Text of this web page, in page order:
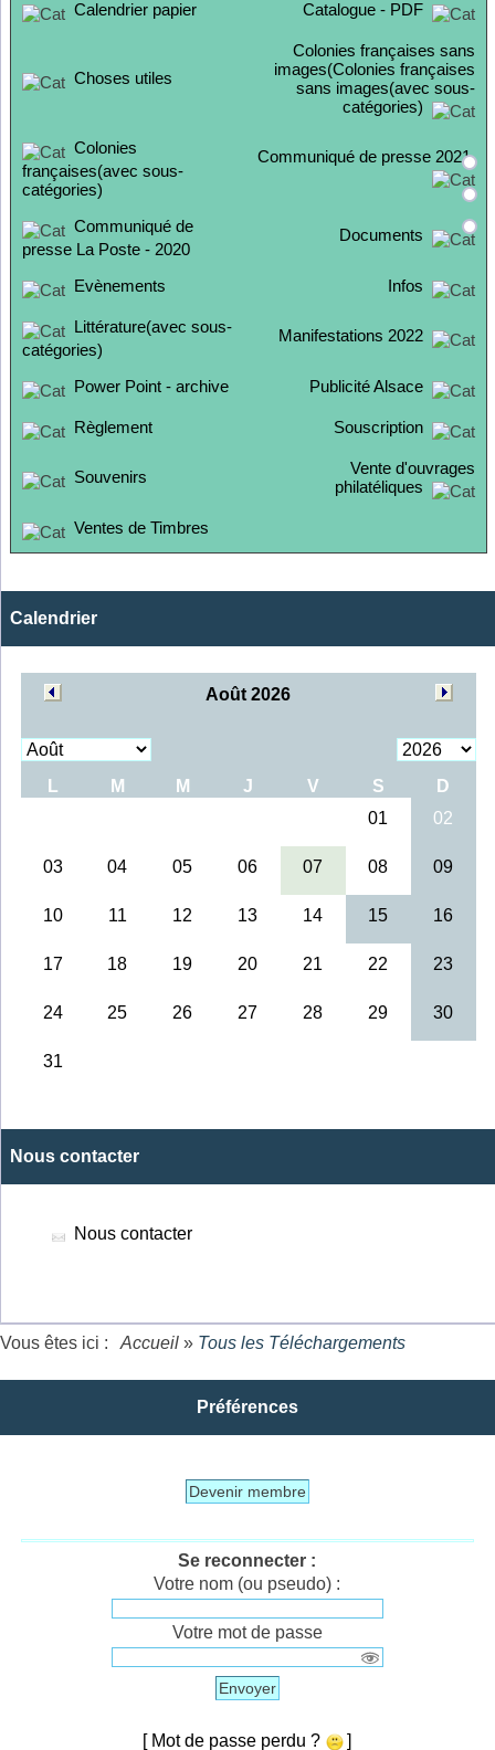
Calendrier papier Catalogue - PDF
Choses utiles
Colonies françaises sans
images(Colonies françaises
sans images(avec sous-
catégories)
Colonies
françaises(avec sous-
catégories)
Communiqué de presse 2021
Communiqué de
presse La Poste - 2020
Documents
Evènements Infos
Littérature(avec sous-
catégories)
Manifestations 2022
Power Point - archive Publicité Alsace
Règlement Souscription
Souvenirs
Vente d'ouvrages
philatéliques
Ventes de Timbres
Calendrier
Nous contacter
Nous contacter
Vous êtes ici : Accueil » Tous les Téléchargements
Préférences
Devenir membre
Se reconnecter :
Votre nom (ou pseudo) :
Votre mot de passe
Envoyer
[ Mot de passe perdu ? ]